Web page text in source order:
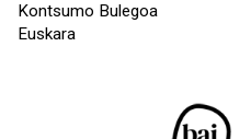
Kontsumo Bulegoa
Euskara